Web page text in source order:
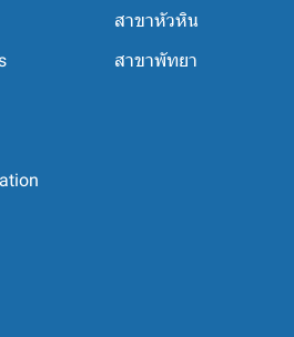
สาขาหัวหิน
สาขาพัทยา